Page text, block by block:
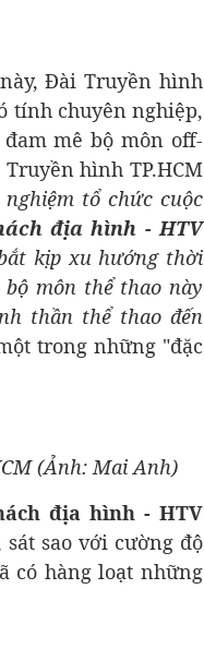
PRODUCTS
Đài Truyền hình
tính chuyên nghiệp,
mê bộ môn off-
hình TP.HCM
nghiệm tổ chức cuộc
địa hình - HTV
kịp xu hướng thời
môn thể thao này
thần thể thao đến
trong những "đặc
(Ảnh: Mai Anh)
địa hình - HTV
sao với cường độ
có hàng loạt những